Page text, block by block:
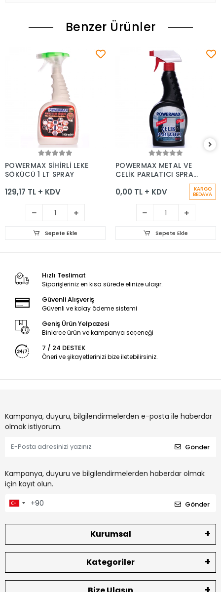
Benzer Ürünler
Sepete Ekle
POWERMAX SİHİRLİ LEKE
SÖKÜCÜ 1 LT SPRAY
129,17 TL + KDV
Sepete Ekle
POWERMAX METAL VE
ÇELİK PARLATICI SPRAY
0,00 TL + KDV KARGO
BEDAVA
Sepete Ekle
Hızlı Teslimat
Siparişleriniz en kısa sürede elinize ulaşır.
Güvenli Alışveriş
Güvenli ve kolay ödeme sistemi
Geniş Ürün Yelpazesi
Binlerce ürün ve kampanya seçeneği
7 / 24 DESTEK
Öneri ve şikayetlerinizi bize iletebilirsiniz.
Kampanya, duyuru, bilgilendirmelerden e-posta ile haberdar
olmak istiyorum.
Gönder
Kampanya, duyuru ve bilgilendirmelerden haberdar olmak
için kayıt olun.
Gönder
Kurumsal
Kategoriler